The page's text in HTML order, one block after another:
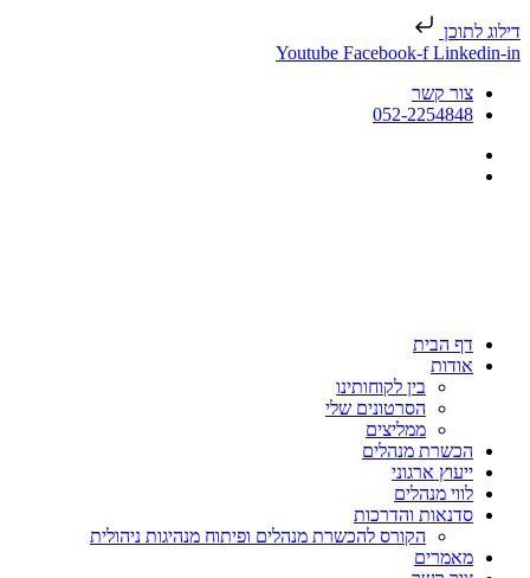
לתוכן
Youtube Facebook-f
צור קשר
052-2254848
דף הבית
אודות
בין לקוחותינו
הסרטונים שלי
ממליצים
הכשרת מנהלים
ייעוץ ארגוני
לווי מנהלים
סדנאות והדרכות
הקורס להכשרת מנהלים ופיתוח מנהיגות ניהולית
מאמרים